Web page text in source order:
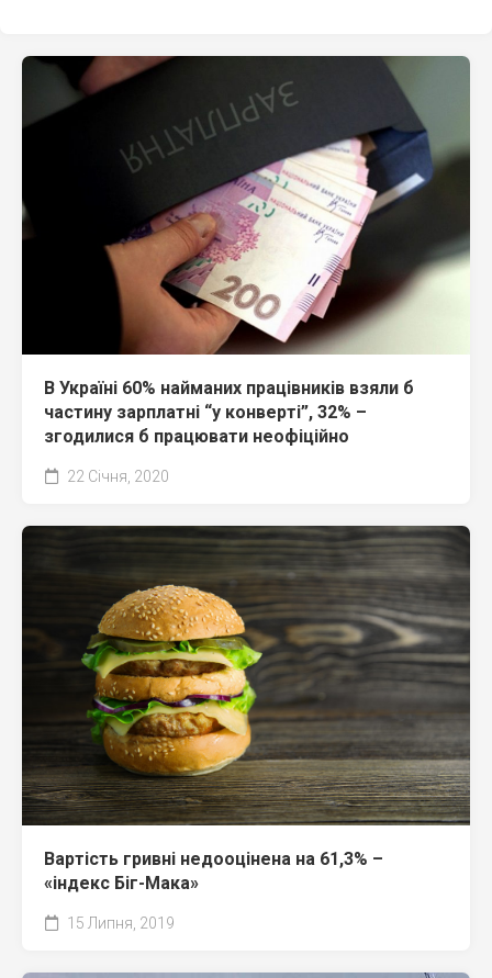
В Україні 60% найманих працівників взяли б
частину зарплатні “у конверті”, 32% –
згодилися б працювати неофіційно
22 Січня, 2020
Вартість гривні недооцінена на 61,3% –
«індекс Біг-Мака»
15 Липня, 2019